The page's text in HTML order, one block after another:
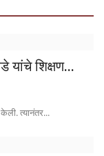
यांचे शिक्षण...
केली. त्यानंतर...